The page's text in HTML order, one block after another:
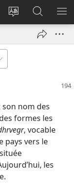
Changer
langue
Se
connecter
nouvelle
sur
JW.ORG
nom des
formes les
, vocable
pays vers le
les